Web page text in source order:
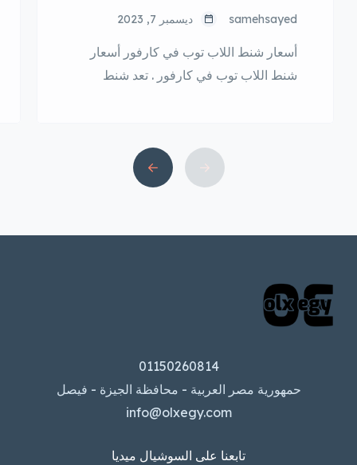
samehsayed ديسمبر 7, 2023
أسعار شنط اللاب توب في كارفور أسعار
شنط اللاب توب في كارفور . تعد شنط
التلف أو الخدوش أثناء الاستخدام أو النقل.
وتوفر كارفور مجموعة متنوعة من شنط
اللاب توب بمختلف التصاميم والأسعار.
تتراوح أسعار […]
01150260814
حمهورية مصر العربية - محافظة الجيزة - فيصل
info@olxegy.com
تابعنا على السوشيال ميديا